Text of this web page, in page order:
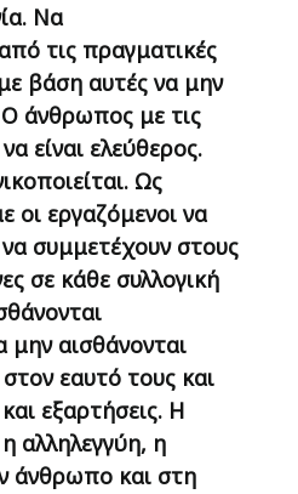
Να
τις πραγματικές
βάση αυτές να μην
άνθρωπος με τις
είναι ελεύθερος.
Ως
οι εργαζόμενοι να
να συμμετέχουν στους
σε κάθε συλλογική
αισθάνονται
στον εαυτό τους και
εξαρτήσεις. Η
αλληλεγγύη, η
άνθρωπο και στη